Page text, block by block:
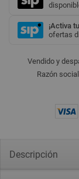
¡Activa
ofertas
Vendido y
Razón
Descripción